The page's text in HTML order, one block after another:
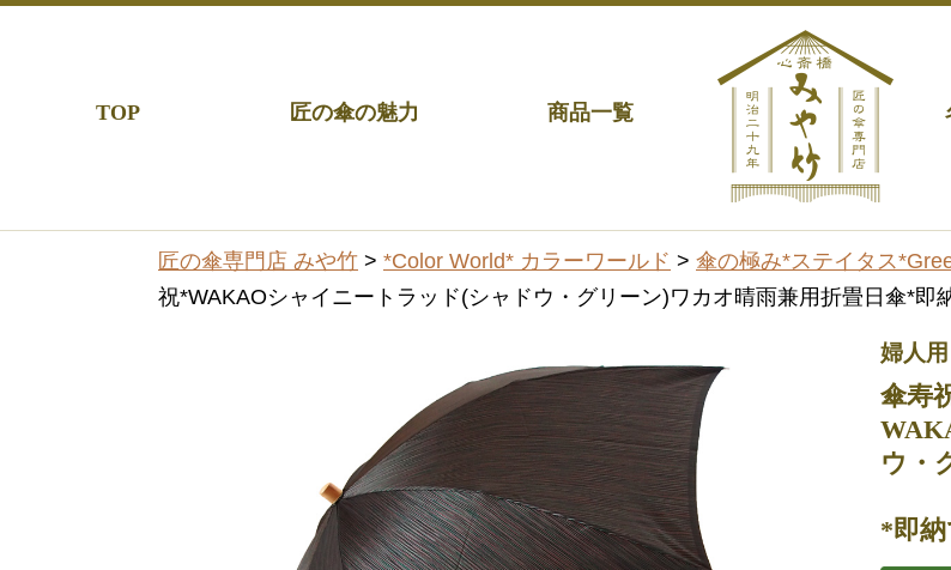
TOP 匠の傘の魅力 商品一覧
匠の傘専門店 みや竹 > *Color World* カラーワールド > 傘の極み*ステイタス
祝*WAKAOシャイニートラッド(シャドウ・グリーン)ワカオ晴雨兼用折畳日傘*即
婦人
傘寿
ウ・
*即